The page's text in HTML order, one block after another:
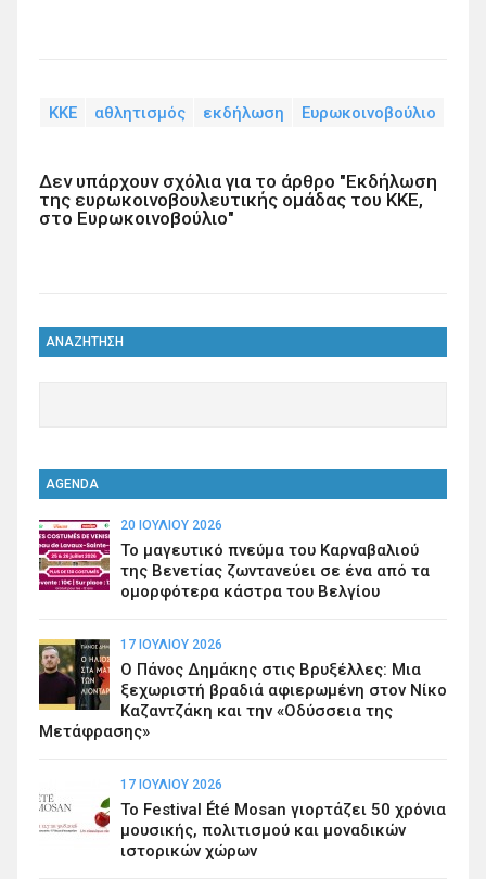
KKE αθλητισμός εκδήλωση Ευρωκοινοβούλιο
Δεν υπάρχουν σχόλια για το άρθρο "Εκδήλωση
της ευρωκοινοβουλευτικής ομάδας του ΚΚΕ,
στο Ευρωκοινοβούλιο"
ΑΝΑΖΗΤΗΣΗ
AGENDA
20 ΙΟΥΛΊΟΥ 2026
Το μαγευτικό πνεύμα του Καρναβαλιού
της Βενετίας ζωντανεύει σε ένα από τα
ομορφότερα κάστρα του Βελγίου
17 ΙΟΥΛΊΟΥ 2026
Ο Πάνος Δημάκης στις Βρυξέλλες: Μια
ξεχωριστή βραδιά αφιερωμένη στον Νίκο
Καζαντζάκη και την «Οδύσσεια της
Μετάφρασης»
17 ΙΟΥΛΊΟΥ 2026
Το Festival Été Mosan γιορτάζει 50 χρόνια
μουσικής, πολιτισμού και μοναδικών
ιστορικών χώρων